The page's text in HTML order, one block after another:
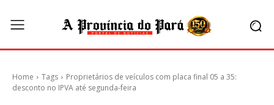
Home Tags
Proprietários de veículos com placa final 05 a 35:
desconto no IPVA até segunda-feira